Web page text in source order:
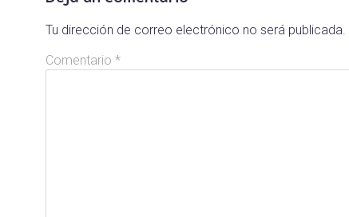
Tu dirección de correo electrónico no será publicada.
Comentario *